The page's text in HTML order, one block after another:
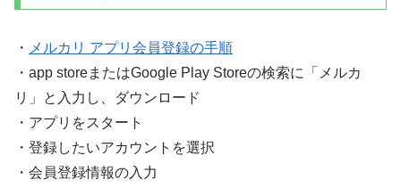
・ メルカリ アプリ会員登録の手順
・app storeまたはGoogle Play Storeの検索に「メルカ
リ」と入力し、ダウンロード
・アプリをスタート
・登録したいアカウントを選択
・会員登録情報の入力